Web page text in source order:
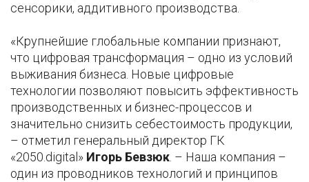
сенсорики, аддитивного производства.
«Крупнейшие глобальные компании признают,
что цифровая трансформация – одно из условий
выживания бизнеса. Новые цифровые
технологии позволяют повысить эффективность
производственных и бизнес-процессов и
значительно снизить себестоимость продукции,
– отметил генеральный директор ГК
«2050.digital» Игорь Бевзюк. – Наша компания –
один из проводников технологий и принципов